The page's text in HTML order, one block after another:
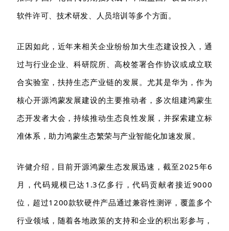
软件许可、技术研发、人员培训等多个方面。
正因如此，近年来相关企业纷纷加大生态建设投入，通
过与行业企业、科研院所、高校签署合作协议或成立联
合实验室，扶持生态产业链的发展。尤其是华为，作为
核心开源鸿蒙发展建设的主要推动者，多次组建鸿蒙生
态开发者大会，持续推动生态良性发展，并探索建立标
准体系， 助力鸿蒙生态繁荣与产业智能化加速发展。
许健介绍，目前开源鸿蒙生态发展迅速，截至2025年6
月 ，代码规模已达 1.3亿多行，代码贡献者接近9000
位，超过1 200款软硬件产品通过兼容性测评，覆盖多个
行业领域 ， 随着各地政策的支持和企业的积出彩参与，